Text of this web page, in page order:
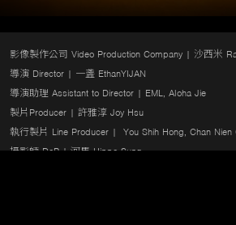
影像製作公司 Video Production Company | 沙西米
導演 Director | 一盞 EthanYIJAN
導演助理 Assistant to Director | EML, Aloha Jie
製片Producer | 許雅淳 Joy Hsu
執行製片 Line Producer |  You Shih Hong, Chan Nien
攝影師 DoP | 河馬 Hippo Sung